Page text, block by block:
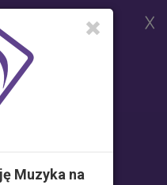
i zgodnie z
Cookies.
warunki
dostępu do
Twojej
Muzyka na